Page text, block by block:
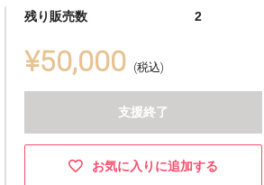
残り販売数 2
¥50,000 (税込)
支援終了
お気に入りに追加する